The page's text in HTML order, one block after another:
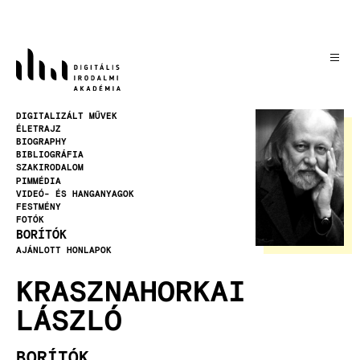
DIGITALIZÁLT MŰVEK
ÉLETRAJZ
BIOGRAPHY
BIBLIOGRÁFIA
SZAKIRODALOM
PIMMÉDIA
VIDEÓ- ÉS HANGANYAGOK
FESTMÉNY
FOTÓK
BORÍTÓK
AJÁNLOTT HONLAPOK
KRASZNAHORKAI
LÁSZLÓ